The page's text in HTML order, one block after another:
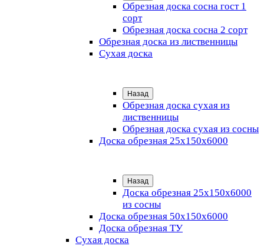
Обрезная доска сосна гост 1
сорт
Обрезная доска сосна 2 сорт
Обрезная доска из лиственницы
Сухая доска
Назад
Обрезная доска сухая из
лиственницы
Обрезная доска сухая из сосны
Доска обрезная 25х150х6000
Назад
Доска обрезная 25x150x6000
из сосны
Доска обрезная 50х150х6000
Доска обрезная ТУ
Сухая доска